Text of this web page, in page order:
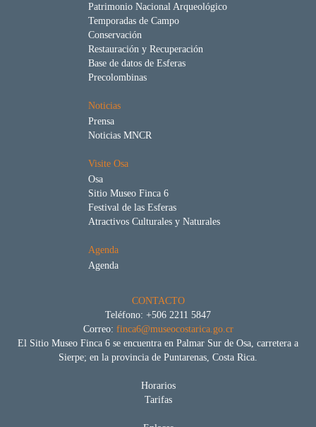
Patrimonio Nacional Arqueológico
Temporadas de Campo
Conservación
Restauración y Recuperación
Base de datos de Esferas
Precolombinas
Noticias
Prensa
Noticias MNCR
Visite Osa
Osa
Sitio Museo Finca 6
Festival de las Esferas
Atractivos Culturales y Naturales
Agenda
Agenda
CONTACTO
Teléfono: +506 2211 5847
Correo: finca6@museocostarica.go.cr
El Sitio Museo Finca 6 se encuentra en Palmar Sur de Osa, carretera a
Sierpe; en la provincia de Puntarenas, Costa Rica.
Horarios
Tarifas